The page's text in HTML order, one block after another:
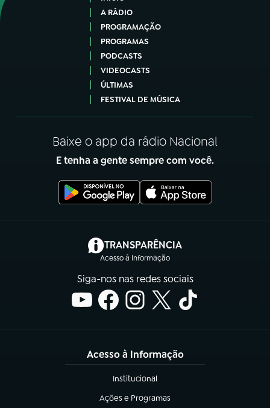
A RÁDIO
PROGRAMAÇÃO
PROGRAMAS
PODCASTS
VIDEOCASTS
ÚLTIMAS
FESTIVAL DE MÚSICA
Baixe o app da rádio Nacional
E tenha a gente sempre com você.
TRANSPARÊNCIA
Acesso à Informação
(abre em nova aba)
Siga-nos nas redes sociais
Acesso à Informação
Institucional
(abre em nova aba)
Ações e Programas
(abre em nova aba)